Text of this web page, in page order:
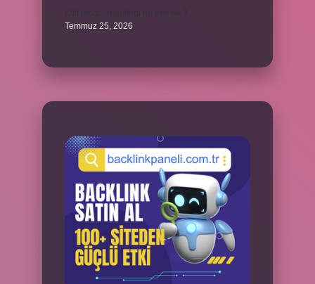
Temmuz 25, 2026